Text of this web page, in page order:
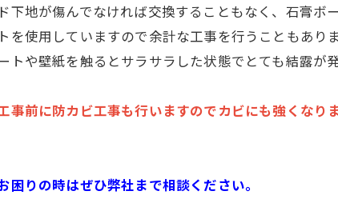
地が傷んでなければ交換することもなく、石膏ボ
使用していますので余計な工事を行うこともありま
や壁紙を触るとサラサラした状態でとても結露が
事前に防カビ工事も行いますのでカビにも強くなり
りの時はぜひ弊社まで相談ください。